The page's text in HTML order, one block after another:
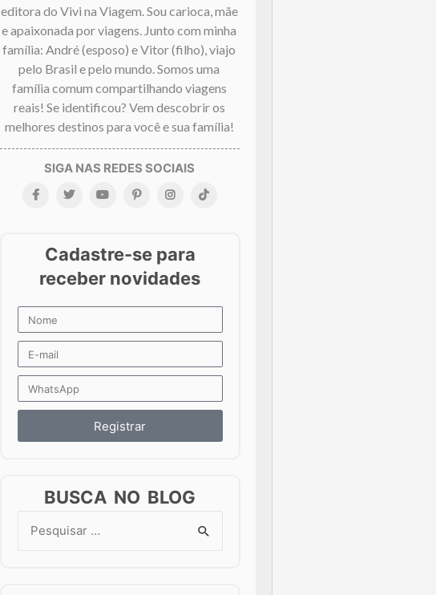
editora do Vivi na Viagem. Sou carioca, mãe
e apaixonada por viagens. Junto com minha
família: André (esposo) e Vitor (filho), viajo
pelo Brasil e pelo mundo. Somos uma
família comum compartilhando viagens
reais! Se identificou? Vem descobrir os
melhores destinos para você e sua família!
Registrar
BUSCA NO BLOG
Search